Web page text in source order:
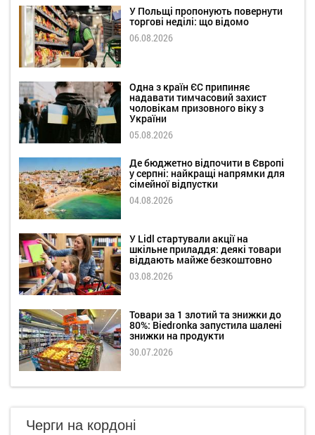
У Польщі пропонують повернути
торгові неділі: що відомо
06.08.2026
Одна з країн ЄС припиняє
надавати тимчасовий захист
чоловікам призовного віку з
України
05.08.2026
Де бюджетно відпочити в Європі
у серпні: найкращі напрямки для
сімейної відпустки
04.08.2026
У Lidl стартували акції на
шкільне приладдя: деякі товари
віддають майже безкоштовно
03.08.2026
Товари за 1 злотий та знижки до
80%: Biedronka запустила шалені
знижки на продукти
30.07.2026
Черги на кордоні